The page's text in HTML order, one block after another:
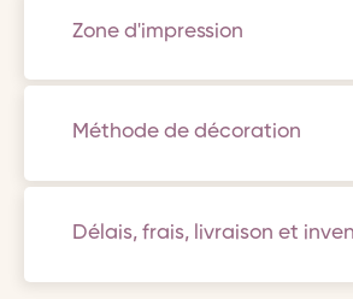
Zone d'impression
Méthode de décoration
Délais, frais, livraison et